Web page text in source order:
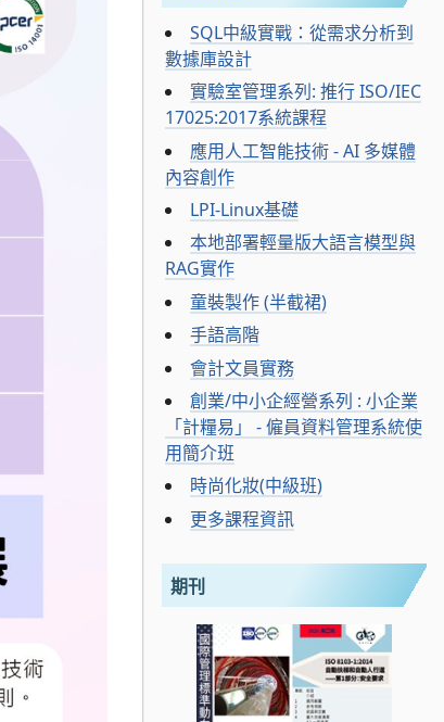
SQL中級實戰：從需求分析到
數據庫設計
實驗室管理系列: 推行 ISO/IEC
17025:2017系統課程
應用人工智能技術 - AI 多媒體
內容創作
LPI-Linux基礎
本地部署輕量版大語言模型與
RAG實作
童裝製作 (半截裙)
手語高階
會計文員實務
創業/中小企經營系列 : 小企業
「計糧易」 - 僱員資料管理系統使
用簡介班
時尚化妝(中級班)
更多課程資訊
期刊